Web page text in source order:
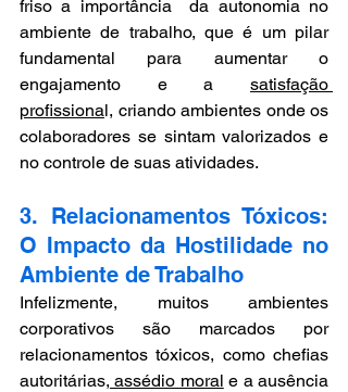
friso a importância  da autonomia no
ambiente de trabalho, que é um pilar
fundamental para aumentar o
engajamento e a satisfação
profissional, criando ambientes onde os
colaboradores se sintam valorizados e
no controle de suas atividades.
3. Relacionamentos Tóxicos:
O Impacto da Hostilidade no
Ambiente de Trabalho
Infelizmente, muitos ambientes
corporativos são marcados por
relacionamentos tóxicos, como chefias
autoritárias, assédio moral e a ausência